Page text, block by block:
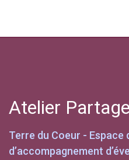
content
Atelier
Terre du Coeur - Espace
d’accompagnement